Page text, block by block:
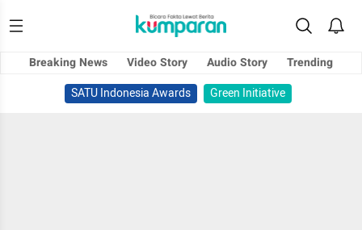
Breaking News Video Story Audio Story
Trending
SATU Indonesia Awards
Green Initiative